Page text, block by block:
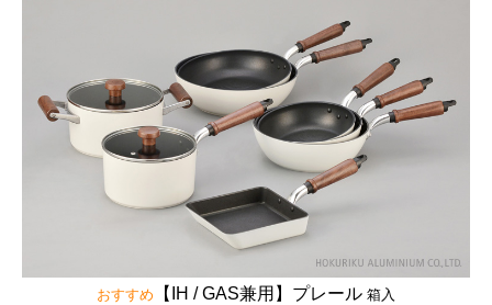
おすすめ 【IH / GAS兼用】プレール 箱入